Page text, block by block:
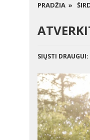
PRADŽIA »
SIŲSTI DRAUGUI: